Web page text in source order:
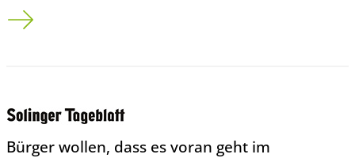
Anmeldungen für Sommer-Uni möglich
Bürger wollen, dass es voran geht im